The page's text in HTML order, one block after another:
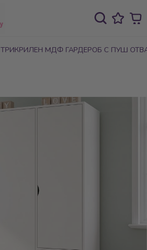
ТРИКРИЛЕН МДФ ГАРДЕРОБ С ПУШ